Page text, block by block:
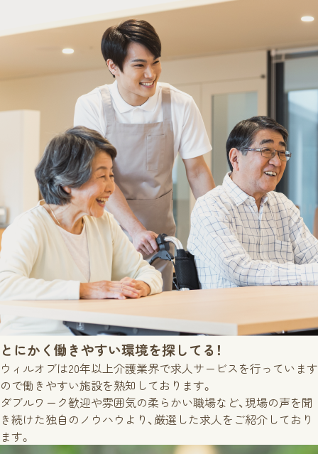
とにかく働きやすい環境を探してる！
ウィルオブは20年以上介護業界で求人サービスを行っています
ので働きやすい施設を熟知しております。
ダブルワーク歓迎や雰囲気の柔らかい職場など、現場の声を聞
き続けた独自のノウハウより、厳選した求人をご紹介しており
ます。